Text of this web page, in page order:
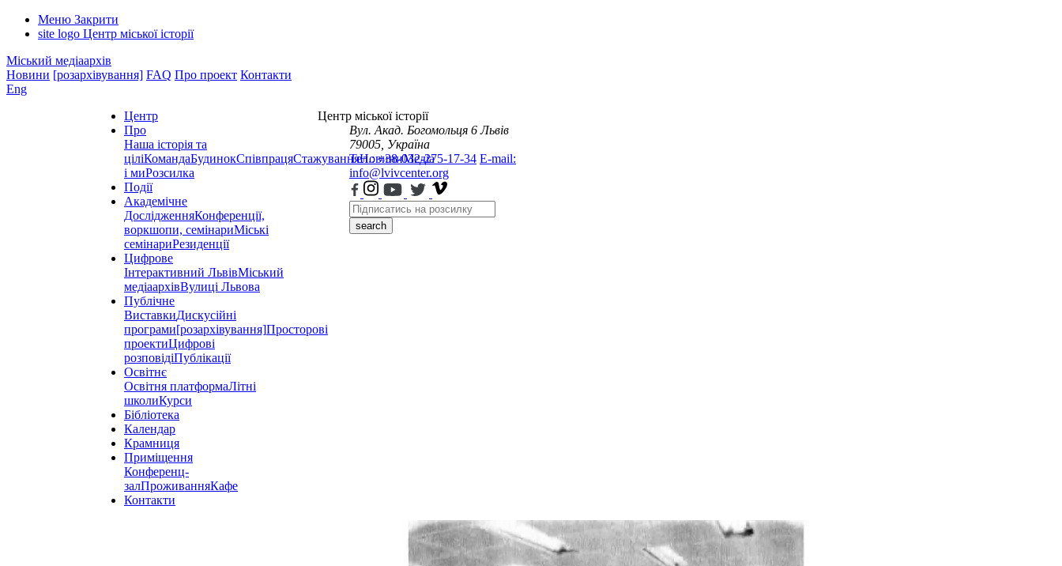
Меню Закрити
site logo Центр міської історії
Міський медіаархів
Новини [розархівування] FAQ Про проект Контакти
Eng
Центр
Про
Наша історія та
ціліКомандаБудинокСпівпрацяСтажуванняНовиниМедіа
і миРозсилка
Події
Академічне
ДослідженняКонференції,
воркшопи, семінариМіські
семінариРезиденції
Цифрове
Інтерактивний ЛьвівМіський
медіаархівВулиці Львова
Публічне
ВиставкиДискусійні
програми[розархівування]Просторові
проектиЦифрові
розповідіПублікації
Освітнє
Освітня платформаЛітні
школиКурси
Бібліотека
Календар
Крамниця
Приміщення
Конференц-
залПроживанняКафе
Контакти
Центр міської історії
Вул. Акад. Богомольця 6 Львів
79005, Україна
Тел.: +38-032-275-17-34 E-mail:
info@lvivcenter.org
search